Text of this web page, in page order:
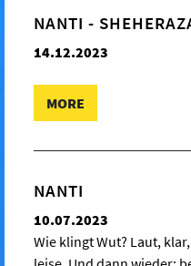
NANTI -
14.12.2023
MORE
NANTI
10.07.2023
Wie klingt Wut? Laut,